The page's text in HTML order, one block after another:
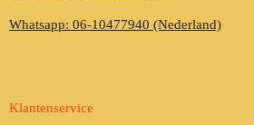
Whatsapp: 06-10477940 (Nederland)
Klantenservice